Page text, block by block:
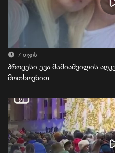
7 თვის
პროცესი ევა შაშიაშვილის
მოთხოვნით